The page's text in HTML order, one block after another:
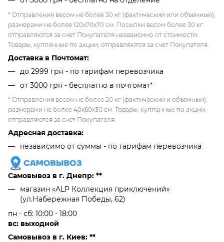
* Отправления весом не более 30 кг (фактический или объемный),
размерами не более 120х70х70 см. Посылки весом более 30 кг
отправляются за счет Покупателя независимо от стоимости.
Товары, купленные по акции, отправляются за счет Покупателя.
Доставка в Почтомат:
до 2999 грн - по тарифам перевозчика
от 3000 грн - бесплатно в почтомат*
* Отправления весом не более 20 кг (фактический и объемный),
размерами не более 40х60х30 см. Товары, купленные по акции,
отправляются за счет Покупателя.
Адресная доставка:
независимо от cуммы - по тарифам перевозчика
Самовывоз в г. Днепр: **
магазин «ALP Коллекция приключений»
(ул.Набережная Победы, 62)
пн - сб: 10:00 - 18:00
вс: выходной
Самовывоз в г. Киев: **